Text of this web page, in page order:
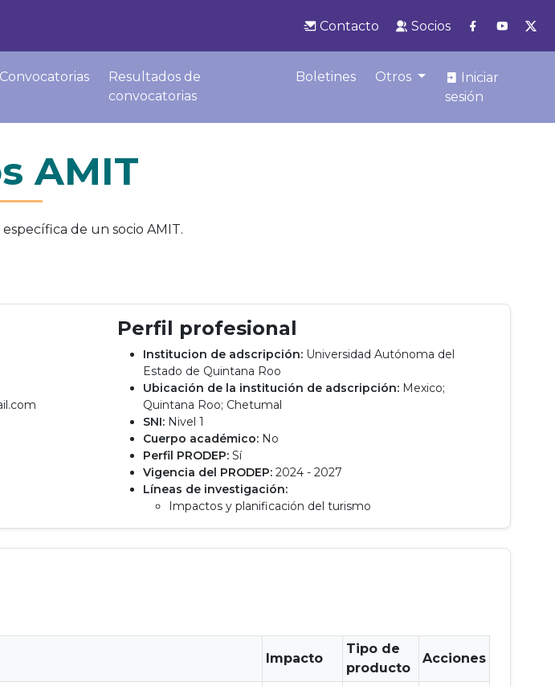
Contacto Socios
Convocatorias
Resultados de
convocatorias
Boletines Otros
Iniciar
sesión
AMIT
de un socio AMIT.
Perfil profesional
Institucion de adscripción:Universidad Autónoma del
Estado de Quintana Roo
Ubicación de la institución de adscripción:Mexico;
Quintana Roo; Chetumal
SNI:Nivel 1
Cuerpo académico:No
Perfil PRODEP:Sí
Vigencia del PRODEP:2024 - 2027
Líneas de investigación:
Impactos y planificación del turismo
Impacto
Tipo de
producto
Acciones